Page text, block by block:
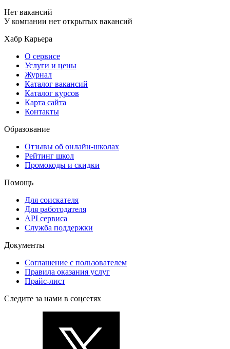
Нет вакансий
У компании нет открытых вакансий
Хабр Карьера
О сервисе
Услуги и цены
Журнал
Каталог вакансий
Каталог курсов
Карта сайта
Контакты
Образование
Отзывы об онлайн-школах
Рейтинг школ
Промокоды и скидки
Помощь
Для соискателя
Для работодателя
API сервиса
Служба поддержки
Документы
Соглашение с пользователем
Правила оказания услуг
Прайс-лист
Следите за нами в соцсетях